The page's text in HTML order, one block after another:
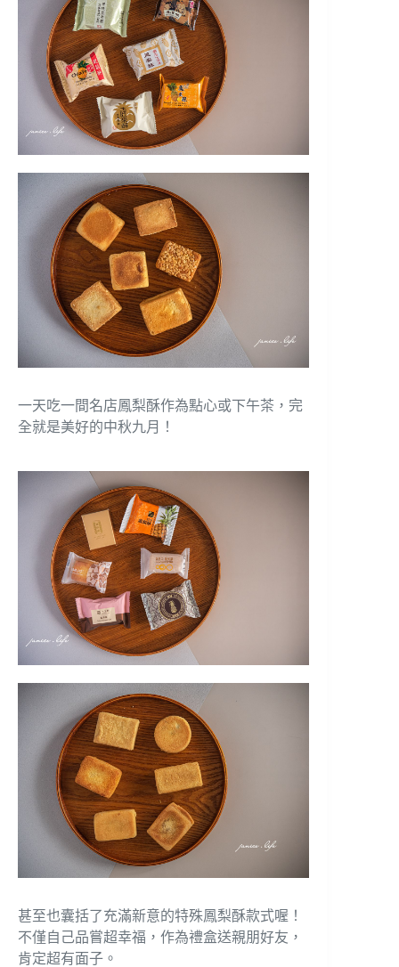
一天吃一間名店鳳梨酥作為點心或下午茶，完
全就是美好的中秋九月！
甚至也囊括了充滿新意的特殊鳳梨酥款式喔！
不僅自己品嘗超幸福，作為禮盒送親朋好友，
肯定超有面子。